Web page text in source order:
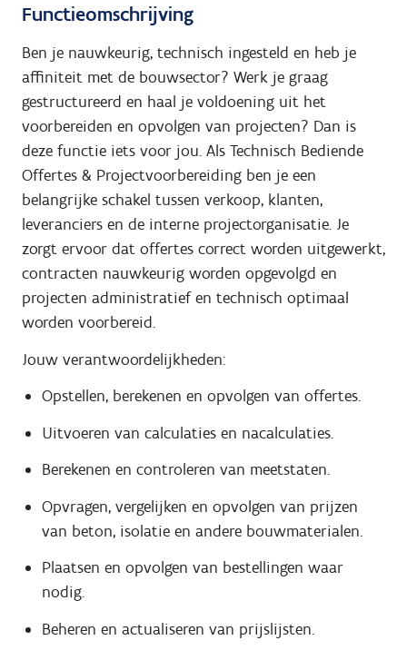
Functieomschrijving
Ben je nauwkeurig, technisch ingesteld en heb je
affiniteit met de bouwsector? Werk je graag
gestructureerd en haal je voldoening uit het
voorbereiden en opvolgen van projecten? Dan is
deze functie iets voor jou. Als Technisch Bediende
Offertes & Projectvoorbereiding ben je een
belangrijke schakel tussen verkoop, klanten,
leveranciers en de interne projectorganisatie. Je
zorgt ervoor dat offertes correct worden uitgewerkt,
contracten nauwkeurig worden opgevolgd en
projecten administratief en technisch optimaal
worden voorbereid.
Jouw verantwoordelijkheden:
Opstellen, berekenen en opvolgen van offertes.
Uitvoeren van calculaties en nacalculaties.
Berekenen en controleren van meetstaten.
Opvragen, vergelijken en opvolgen van prijzen
van beton, isolatie en andere bouwmaterialen.
Plaatsen en opvolgen van bestellingen waar
nodig.
Beheren en actualiseren van prijslijsten.